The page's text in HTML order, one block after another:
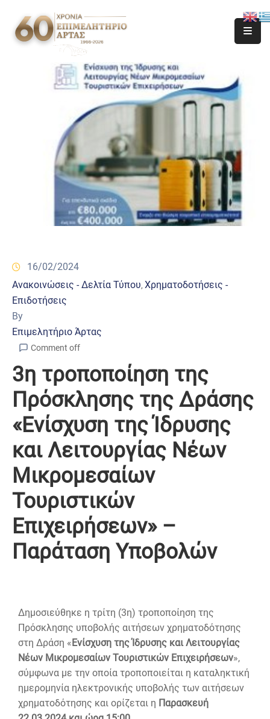
16/02/2024
Ανακοινώσεις - Δελτία Τύπου‚ Χρηματοδοτήσεις -
Επιδοτήσεις
By
Επιμελητήριο Άρτας
Comment off
3η τροποποίηση της
Πρόσκλησης της Δράσης
«Ενίσχυση της Ίδρυσης
και Λειτουργίας Νέων
Μικρομεσαίων
Τουριστικών
Επιχειρήσεων» –
Παράταση Υποβολών
Δημοσιεύθηκε η τρίτη (3η) τροποποίηση της
Πρόσκλησης υποβολής αιτήσεων χρηματοδότησης
στη Δράση «Ενίσχυση της Ίδρυσης και Λειτουργίας
Νέων Μικρομεσαίων Τουριστικών Επιχειρήσεων»,
σύμφωνα με την οποία τροποποιείται η καταληκτική
ημερομηνία ηλεκτρονικής υποβολής των αιτήσεων
χρηματοδότησης και ορίζεται η Παρασκευή